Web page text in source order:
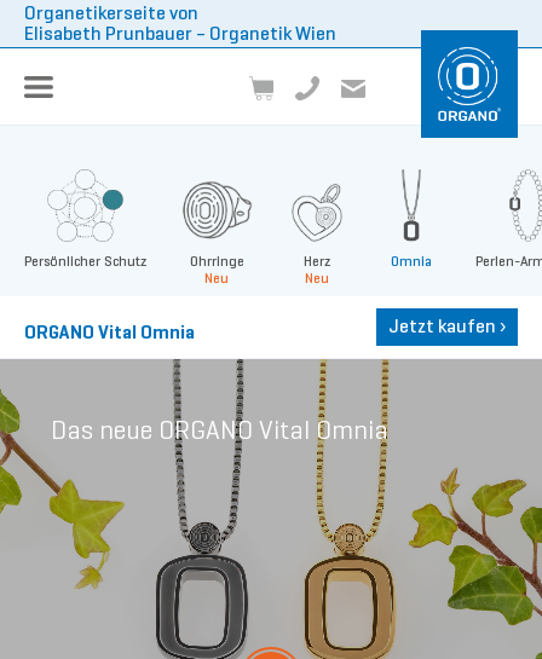
Organetikerseite von
Elisabeth Prunbauer – Organetik Wien
Persönlicher Schutz
Ohrringe
Neu
Herz
Neu
Omnia Perlen-
ORGANO Vital Omnia Jetzt kaufen ›
Das neue ORGANO Vital Omnia